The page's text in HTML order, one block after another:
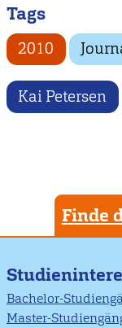
Tags
2010
Kai Petersen
Finde
Bachelor-
Master-